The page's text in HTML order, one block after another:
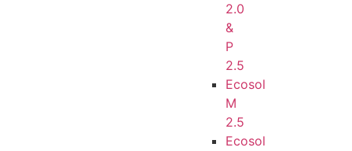
2.0
&
P
2.5
Ecosol
M
2.5
Ecosol